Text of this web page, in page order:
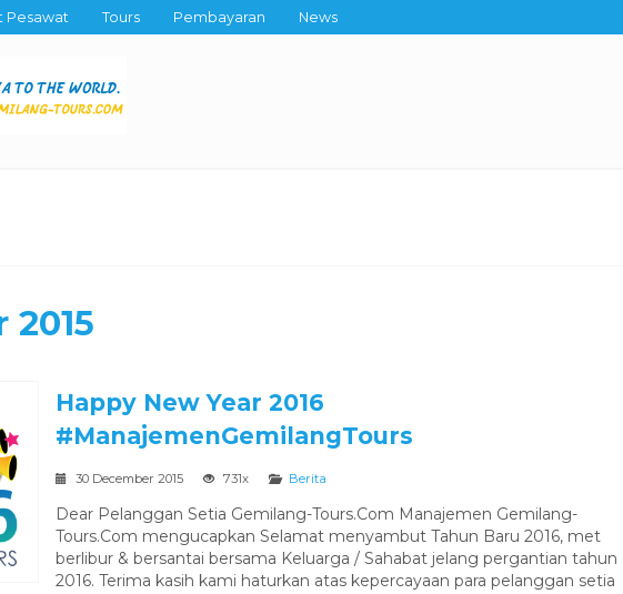
Pesawat Tours Pembayaran News
2015
Happy New Year 2016
#ManajemenGemilangTours
30 December 2015 731x Berita
Dear Pelanggan Setia Gemilang-Tours.Com Manajemen Gemilang-
Tours.Com mengucapkan Selamat menyambut Tahun Baru 2016, met
berlibur & bersantai bersama Keluarga / Sahabat jelang pergantian tahun
2016. Terima kasih kami haturkan atas kepercayaan para pelanggan setia